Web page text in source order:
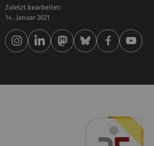
Zuletzt bearbeitet:
14 . Januar 2021